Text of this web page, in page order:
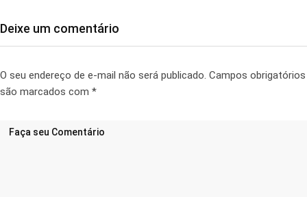
Deixe um comentário
O seu endereço de e-mail não será publicado. Campos obrigatórios
são marcados com *